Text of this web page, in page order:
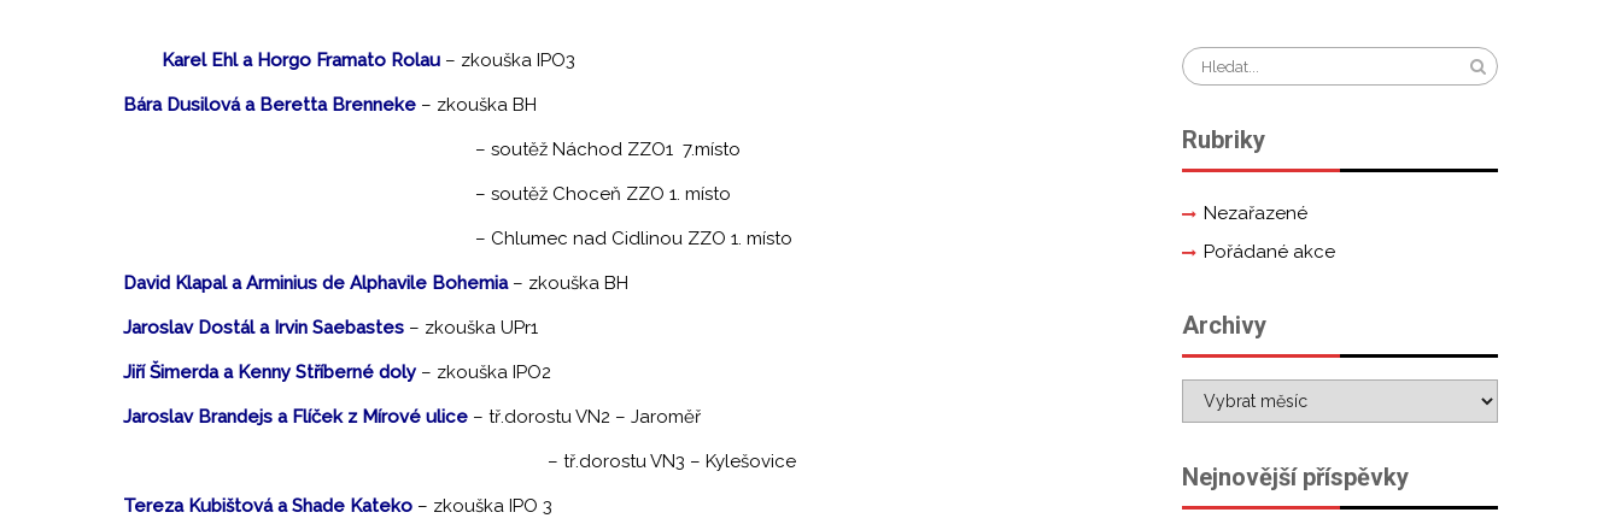
Karel Ehl a Horgo Framato Rolau – zkouška IPO3
Bára Dusilová a Beretta Brenneke – zkouška BH
– soutěž Náchod ZZO1 7.místo
– soutěž Choceň ZZO 1. místo
– Chlumec nad Cidlinou ZZO 1. místo
David Klapal a Arminius de Alphavile Bohemia – zkouška BH
Jaroslav Dostál a Irvin Saebastes – zkouška UPr1
Jiří Šimerda a Kenny Stříberné doly – zkouška IPO2
Jaroslav Brandejs a Flíček z Mírové ulice – tř.dorostu VN2 – Jaroměř
– tř.dorostu VN3 – Kylešovice
Tereza Kubištová a Shade Kateko – zkouška IPO 3
Rubriky
Nezařazené
Pořádané akce
Archivy
Nejnovější příspěvky